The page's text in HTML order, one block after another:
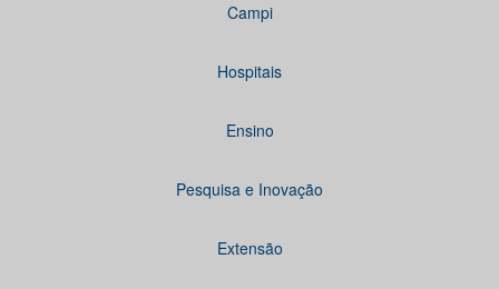
Campi
Hospitais
Ensino
Pesquisa e Inovação
Extensão